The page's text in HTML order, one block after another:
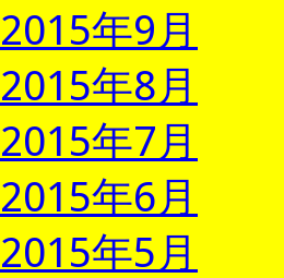
2015年9月
2015年8月
2015年7月
2015年6月
2015年5月